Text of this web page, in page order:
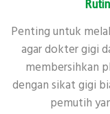
Penting untuk
agar dokter gigi
membersihkan
dengan sikat gigi
pemutih